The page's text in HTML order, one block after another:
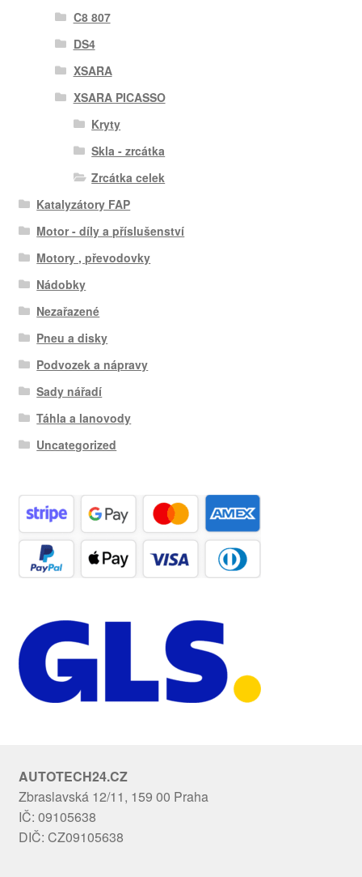
C8 807
DS4
XSARA
XSARA PICASSO
Kryty
Skla - zrcátka
Zrcátka celek
Katalyzátory FAP
Motor - díly a příslušenství
Motory , převodovky
Nádobky
Nezařazené
Pneu a disky
Podvozek a nápravy
Sady nářadí
Táhla a lanovody
Uncategorized
AUTOTECH24.CZ
Zbraslavská 12/11, 159 00 Praha
IČ: 09105638
DIČ: CZ09105638